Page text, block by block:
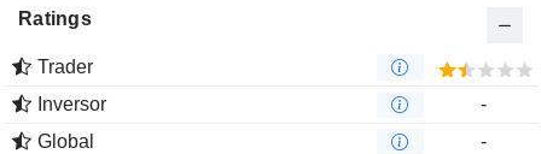
Ratings
Trader
Inversor
-
Global
-